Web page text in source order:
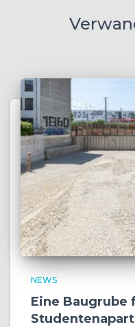
NEWS
Eine Baugrube